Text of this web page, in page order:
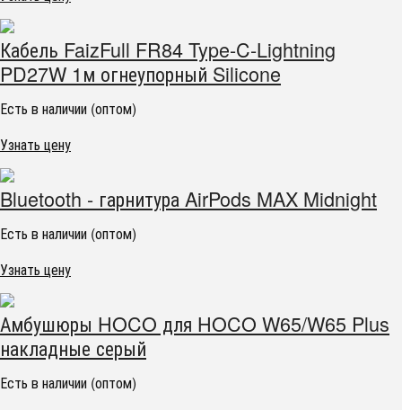
Кабель FaizFull FR84 Type-C-Lightning
PD27W 1м огнеупорный Silicone
Есть в наличии (оптом)
Узнать цену
Bluetooth - гарнитура AirPods MAX Midnight
Есть в наличии (оптом)
Узнать цену
Амбушюры HOCO для HOCO W65/W65 Plus
накладные серый
Есть в наличии (оптом)